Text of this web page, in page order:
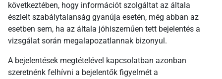
következtében, hogy információt szolgáltat az általa
észlelt szabálytalanság gyanúja esetén, még abban az
esetben sem, ha az általa jóhiszeműen tett bejelentés a
vizsgálat során megalapozatlannak bizonyul.
A bejelentések megtételével kapcsolatban azonban
szeretnénk felhívni a bejelentők figyelmét a